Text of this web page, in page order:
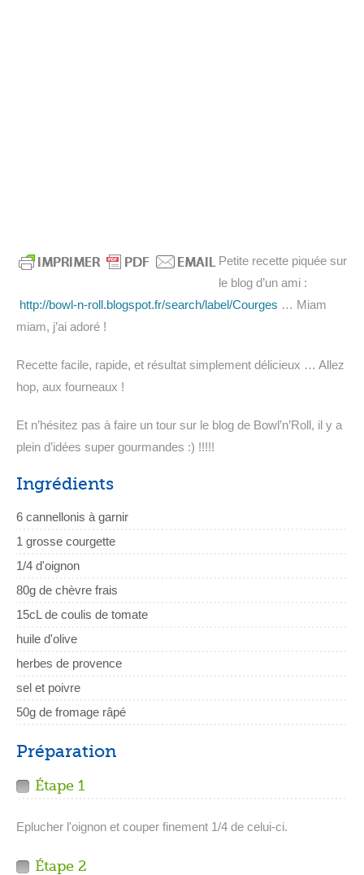
Petite recette piquée sur
le blog d’un ami :
http://bowl-n-roll.blogspot.fr/search/label/Courges … Miam
miam, j’ai adoré !
Recette facile, rapide, et résultat simplement délicieux … Allez
hop, aux fourneaux !
Et n’hésitez pas à faire un tour sur le blog de Bowl’n’Roll, il y a
plein d’idées super gourmandes :) !!!!!
Ingrédients
6 cannellonis à garnir
1 grosse courgette
1/4 d'oignon
80g de chèvre frais
15cL de coulis de tomate
huile d'olive
herbes de provence
sel et poivre
50g de fromage râpé
Préparation
Étape 1
Eplucher l'oignon et couper finement 1/4 de celui-ci.
Étape 2